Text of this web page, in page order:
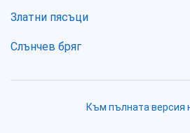
Златни пясъци
Слънчев бряг
Към пълната версия